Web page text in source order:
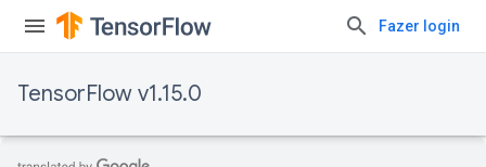
Fazer login
TensorFlow v1.15.0